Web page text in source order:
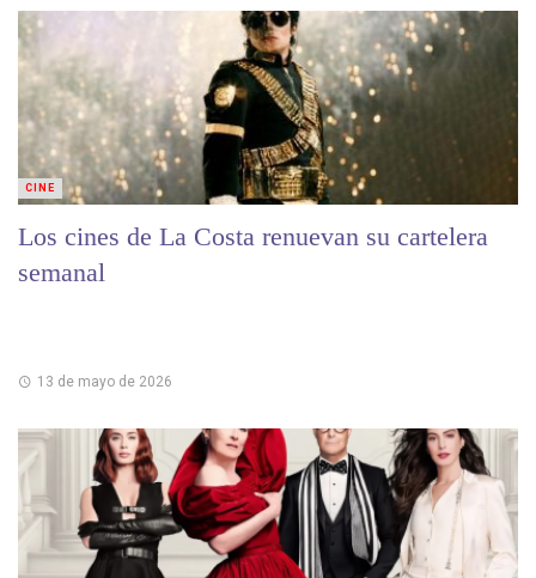
Los cines de La Costa renuevan su cartelera
semanal
13 de mayo de 2026
CINE